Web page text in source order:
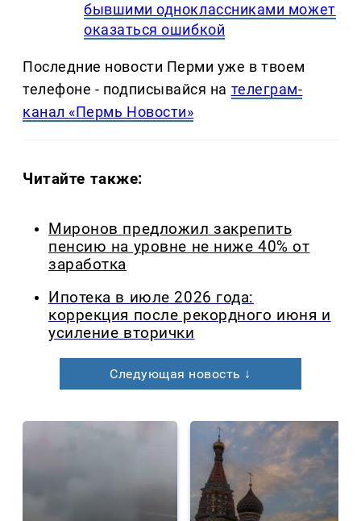
бывшими одноклассниками может
оказаться ошибкой
Последние новости Перми уже в твоем
телефоне - подписывайся на телеграм-
канал «Пермь Новости»
Читайте также:
Миронов предложил закрепить
пенсию на уровне не ниже 40% от
заработка
Ипотека в июле 2026 года:
коррекция после рекордного июня и
усиление вторички
Следующая новость ↓